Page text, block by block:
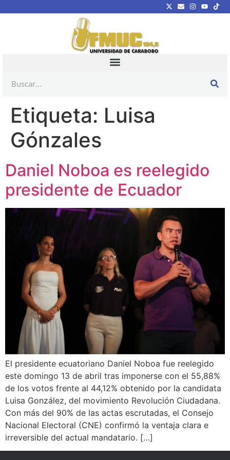
Etiqueta: Luisa
Gónzales
Daniel Noboa es reelegido
presidente de Ecuador
El presidente ecuatoriano Daniel Noboa fue reelegido
este domingo 13 de abril tras imponerse con el 55,88%
de los votos frente al 44,12% obtenido por la candidata
Luisa González, del movimiento Revolución Ciudadana.
Con más del 90% de las actas escrutadas, el Consejo
Nacional Electoral (CNE) confirmó la ventaja clara e
irreversible del actual mandatario. […]